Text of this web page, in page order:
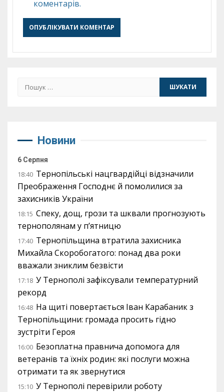
коментарів.
Пошук:
Новини
6 Серпня
18:40 Тернопільські нацгвардійці відзначили
Преображення Господнє й помолилися за
захисників України
18:15 Спеку, дощ, грози та шквали прогнозують
тернополянам у п’ятницю
17:40 Тернопільщина втратила захисника
Михайла Скоробогатого: понад два роки
вважали зниклим безвісти
17:18 У Тернополі зафіксували температурний
рекорд
16:48 На щиті повертається Іван Карабаник з
Тернопільщини: громада просить гідно
зустріти Героя
16:00 Безоплатна правнича допомога для
ветеранів та їхніх родин: які послуги можна
отримати та як звернутися
15:10 У Тернополі перевірили роботу